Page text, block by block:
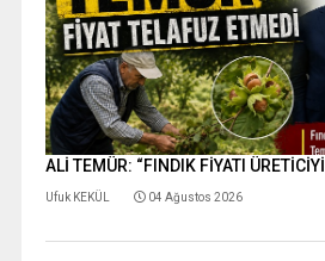
ALİ TEMÜR: “FINDIK FİYATI
Ufuk KEKÜL 04 Ağustos 2026